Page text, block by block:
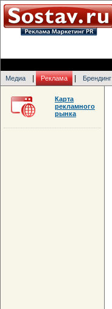
Медиа Реклама Брендинг
Карта
рекламного
рынка